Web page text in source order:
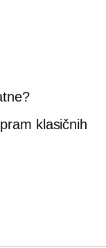
klasičnih